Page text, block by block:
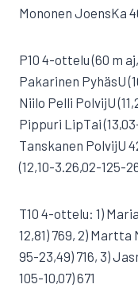
Mononen JoensKa
P10 4-ottelu (60 m
Pakarinen PyhäsU
Niilo Pelli PolvijU
Pippuri LipTai
Tanskanen PolvijU
(12,10-3.26,02-125-
T10 4-ottelu: 1)
12,81) 769, 2)
95-23,49) 716, 3)
105-10,07) 671